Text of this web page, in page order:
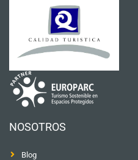
NOSOTROS
Blog